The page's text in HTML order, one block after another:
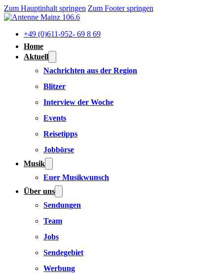
Zum Hauptinhalt springen Zum Footer springen
+49 (0)611-952- 69 8 69
Home
Aktuell
Nachrichten aus der Region
Blitzer
Interview der Woche
Events
Reisetipps
Jobbörse
Musik
Euer Musikwunsch
Über uns
Sendungen
Team
Jobs
Sendegebiet
Werbung